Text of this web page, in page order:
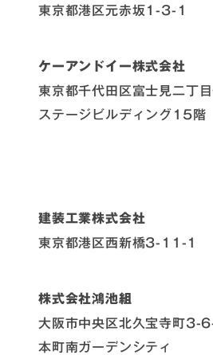
東京都港区元赤坂1-3-1
ケーアンドイー株式会社
東京都千代田区富士見二丁
ステージビルディング15階
建装工業株式会社
東京都港区西新橋3-11-1
株式会社鴻池組
大阪市中央区北久宝寺町3-
本町南ガーデンシティ